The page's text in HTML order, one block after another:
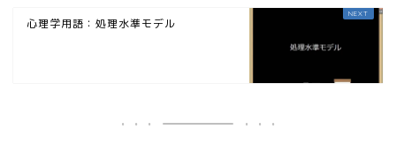
心理学用語：処理水準モデル